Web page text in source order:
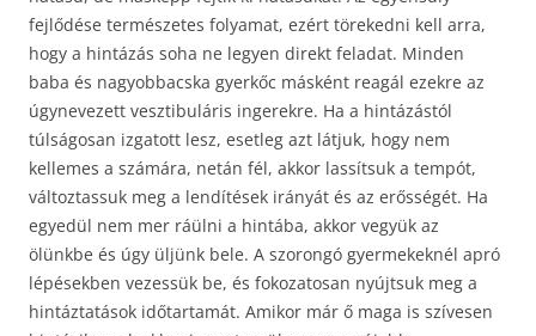
fejlődése természetes folyamat, ezért törekedni kell arra,
hogy a hintázás soha ne legyen direkt feladat. Minden
baba és nagyobbacska gyerkőc másként reagál ezekre az
úgynevezett vesztibuláris ingerekre. Ha a hintázástól
túlságosan izgatott lesz, esetleg azt látjuk, hogy nem
kellemes a számára, netán fél, akkor lassítsuk a tempót,
változtassuk meg a lendítések irányát és az erősségét. Ha
egyedül nem mer ráülni a hintába, akkor vegyük az
ölünkbe és úgy üljünk bele. A szorongó gyermekeknél apró
lépésekben vezessük be, és fokozatosan nyújtsuk meg a
hintáztatások időtartamát. Amikor már ő maga is szívesen